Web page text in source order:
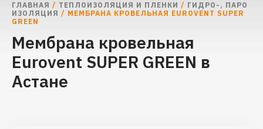
ГЛАВНАЯ / ТЕПЛОИЗОЛЯЦИЯ И ПЛЕНКИ / ГИДРО-, ПАРО
ИЗОЛЯЦИЯ / МЕМБРАНА КРОВЕЛЬНАЯ EUROVENT SUPER
GREEN
Мембрана кровельная
Eurovent SUPER GREEN в
Астане